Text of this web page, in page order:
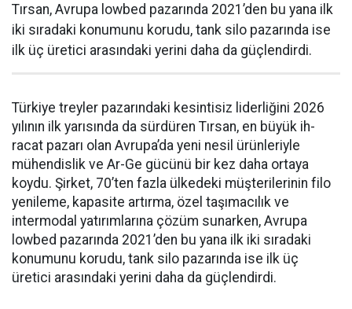
Tırsan, Avrupa lowbed pazarında 2021’den bu yana ilk
iki sıradaki konumunu korudu, tank silo pazarında ise
ilk üç üretici arasındaki yerini daha da güçlen­dirdi.
Türkiye treyler pazarın­daki kesintisiz liderliğini 2026
yılının ilk yarısında da sürdüren Tırsan, en büyük ih­
racat pazarı olan Avrupa’da yeni nesil ürünleriyle
mühendislik ve Ar-Ge gücünü bir kez daha orta­ya
koydu. Şirket, 70’ten fazla ül­kedeki müşterilerinin filo
yenile­me, kapasite artırma, özel taşıma­cılık ve
intermodal yatırımlarına çözüm sunarken, Avrupa
lowbed pazarında 2021’den bu yana ilk iki sıradaki
konumunu korudu, tank silo pazarında ise ilk üç
üretici arasındaki yerini daha da güçlen­dirdi.